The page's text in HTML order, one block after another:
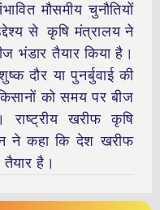
मौसमीय चुनौतियों
से कृषि मंत्रालय ने
भंडार तैयार किया है।
दौर या पुनर्बुवाई की
को समय पर बीज
खरीफ कृषि
ने कहा कि देश खरीफ
है।